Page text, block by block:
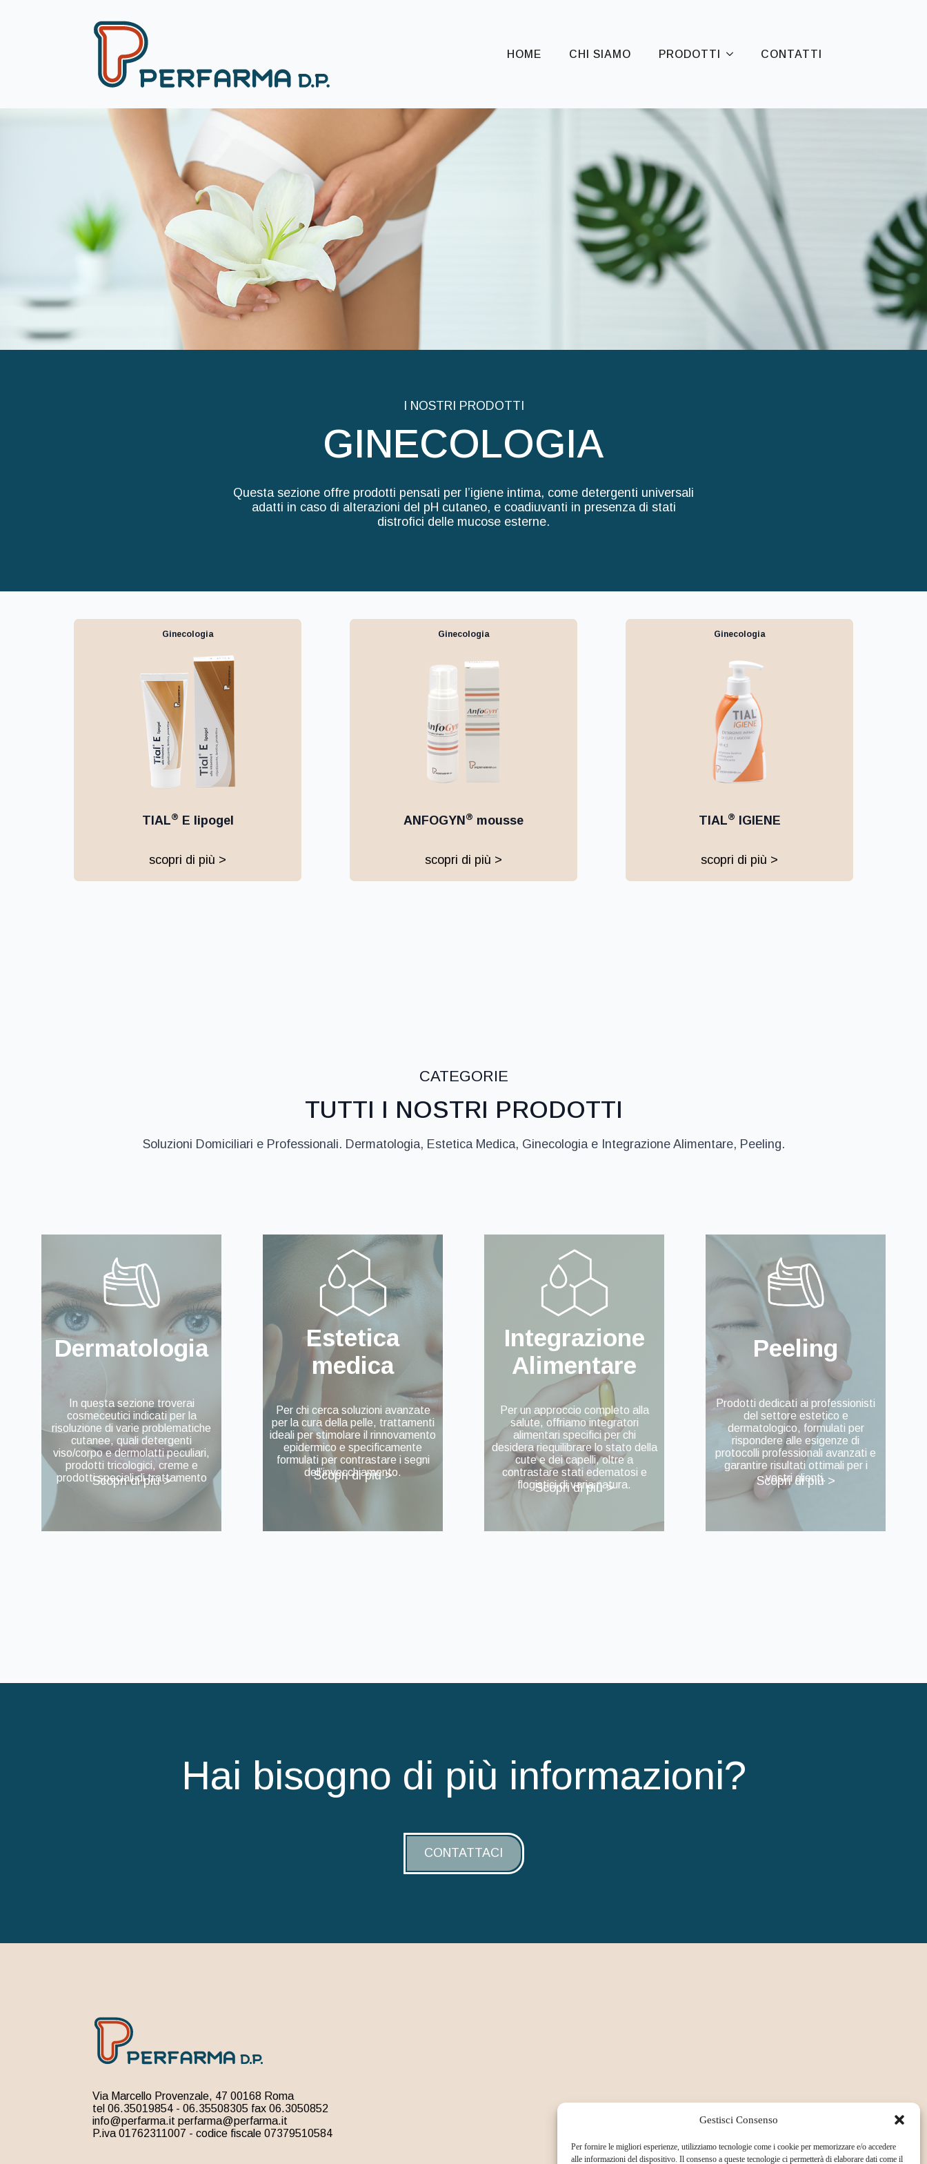
Gestisci Consenso
Per fornire le migliori esperienze, utilizziamo tecnologie come i cookie per memorizzare e/o accedere
alle informazioni del dispositivo. Il consenso a queste tecnologie ci permetterà di elaborare dati come il
HOME CHI SIAMO PRODOTTI CONTATTI
I NOSTRI PRODOTTI
GINECOLOGIA
Questa sezione offre prodotti pensati per l’igiene intima, come detergenti universali
adatti in caso di alterazioni del pH cutaneo, e coadiuvanti in presenza di stati
distrofici delle mucose esterne.
Ginecologia
TIAL® E lipogel
scopri di più >
Ginecologia
ANFOGYN® mousse
scopri di più >
Ginecologia
TIAL® IGIENE
scopri di più >
CATEGORIE
TUTTI I NOSTRI PRODOTTI
Soluzioni Domiciliari e Professionali. Dermatologia, Estetica Medica, Ginecologia e Integrazione Alimentare, Peeling.
Dermatologia
In questa sezione troverai
cosmeceutici indicati per la
risoluzione di varie problematiche
cutanee, quali detergenti
viso/corpo e dermolatti peculiari,
prodotti tricologici, creme e
prodotti speciali di trattamento
Scopri di più >
Estetica
medica
Per chi cerca soluzioni avanzate
per la cura della pelle, trattamenti
ideali per stimolare il rinnovamento
epidermico e specificamente
formulati per contrastare i segni
dell’invecchiamento.
Scopri di più >
Integrazione
Alimentare
Per un approccio completo alla
salute, offriamo integratori
alimentari specifici per chi
desidera riequilibrare lo stato della
cute e dei capelli, oltre a
contrastare stati edematosi e
flogistici di varia natura.
Scopri di più >
Peeling
Prodotti dedicati ai professionisti
del settore estetico e
dermatologico, formulati per
rispondere alle esigenze di
protocolli professionali avanzati e
garantire risultati ottimali per i
vostri clienti.
Scopri di più >
Hai bisogno di più informazioni?
CONTATTACI
Via Marcello Provenzale, 47 00168 Roma
tel 06.35019854 - 06.35508305 fax 06.3050852
info@perfarma.it perfarma@perfarma.it
P.iva 01762311007 - codice fiscale 07379510584